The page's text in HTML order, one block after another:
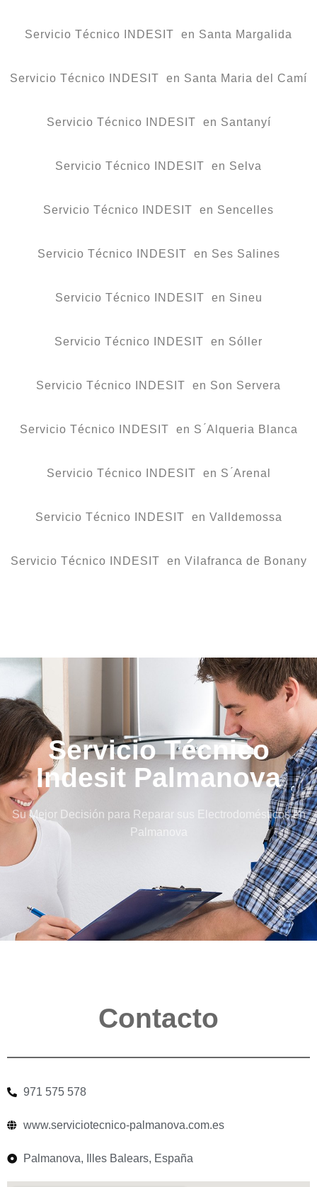
Servicio Técnico INDESIT en Santa Margalida
Servicio Técnico INDESIT en Santa Maria del Camí
Servicio Técnico INDESIT en Santanyí
Servicio Técnico INDESIT en Selva
Servicio Técnico INDESIT en Sencelles
Servicio Técnico INDESIT en Ses Salines
Servicio Técnico INDESIT en Sineu
Servicio Técnico INDESIT en Sóller
Servicio Técnico INDESIT en Son Servera
Servicio Técnico INDESIT en S ́Alqueria Blanca
Servicio Técnico INDESIT en S ́Arenal
Servicio Técnico INDESIT en Valldemossa
Servicio Técnico INDESIT en Vilafranca de Bonany
Servicio Técnico
Indesit Palmanova
Su Mejor Decisión para Reparar sus Electrodomésticos en
Palmanova
Contacto
971 575 578
www.serviciotecnico-palmanova.com.es
Palmanova, Illes Balears, España